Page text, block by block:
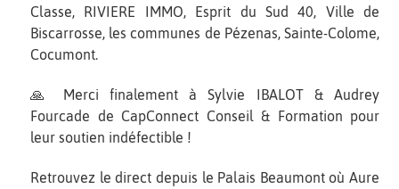
Classe, RIVIERE IMMO, Esprit du Sud 40, Ville de
Biscarrosse, les communes de Pézenas, Sainte-Colome,
Cocumont.
🙏 Merci finalement à Sylvie IBALOT & Audrey
Fourcade de CapConnect Conseil & Formation pour
leur soutien indéfectible !
Retrouvez le direct depuis le Palais Beaumont où Aure